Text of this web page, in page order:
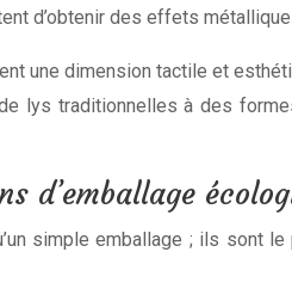
d’obtenir des effets
une dimension tactile et
lys traditionnelles à des
d’emballage
simple emballage ; ils sont